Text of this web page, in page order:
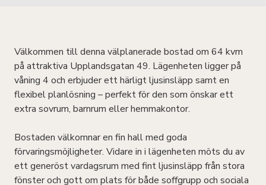
Välkommen till denna välplanerade bostad om 64 kvm
på attraktiva Upplandsgatan 49. Lägenheten ligger på
våning 4 och erbjuder ett härligt ljusinsläpp samt en
flexibel planlösning – perfekt för den som önskar ett
extra sovrum, barnrum eller hemmakontor.
Bostaden välkomnar en fin hall med goda
förvaringsmöjligheter. Vidare in i lägenheten möts du av
ett generöst vardagsrum med fint ljusinsläpp från stora
fönster och gott om plats för både soffgrupp och sociala